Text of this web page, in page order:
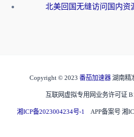
Copyright © 2023 番茄加速器 湖南精
互联网虚拟专用网业务许可证
湘ICP备2023004234号-1 APP备案号 湘